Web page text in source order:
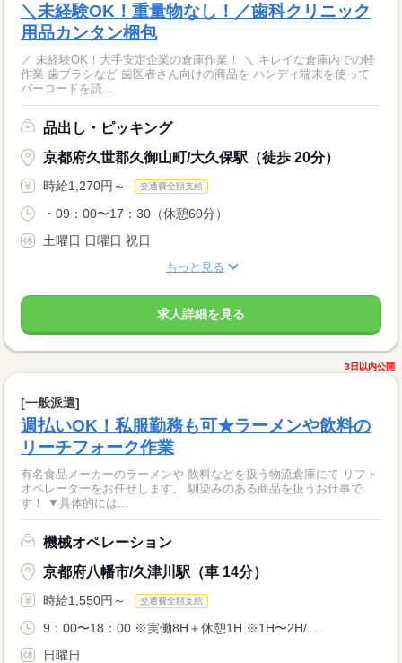
＼未経験OK！重量物なし！／歯科クリニック
用品カンタン梱包
／ 未経験OK！大手安定企業の倉庫作業！ ＼ キレイな倉庫内での軽
作業 歯ブラシなど 歯医者さん向けの商品を ハンディ端末を使って
バーコードを読...
品出し・ピッキング
京都府久世郡久御山町/大久保駅（徒歩 20分）
時給1,270円～ 交通費全額支給
・09：00〜17：30（休憩60分）
土曜日 日曜日 祝日
もっと見る
求人詳細を見る
3日以内公開
[一般派遣]
週払いOK！私服勤務も可★ラーメンや飲料の
リーチフォーク作業
有名食品メーカーのラーメンや 飲料などを扱う物流倉庫にて リフト
オペレーターをお任せします。 馴染みのある商品を扱うお仕事で
す！ ▼具体的には...
機械オペレーション
京都府八幡市/久津川駅（車 14分）
時給1,550円～ 交通費全額支給
9：00〜18：00 ※実働8H＋休憩1H ※1H〜2H/...
日曜日